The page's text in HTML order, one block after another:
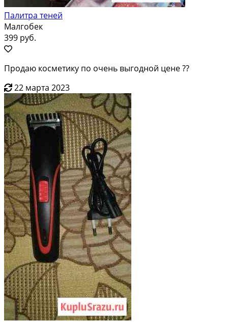
Палитра теней
Малгобек
399 руб.
Продаю косметику по очень выгодной цене ??
22 марта 2023